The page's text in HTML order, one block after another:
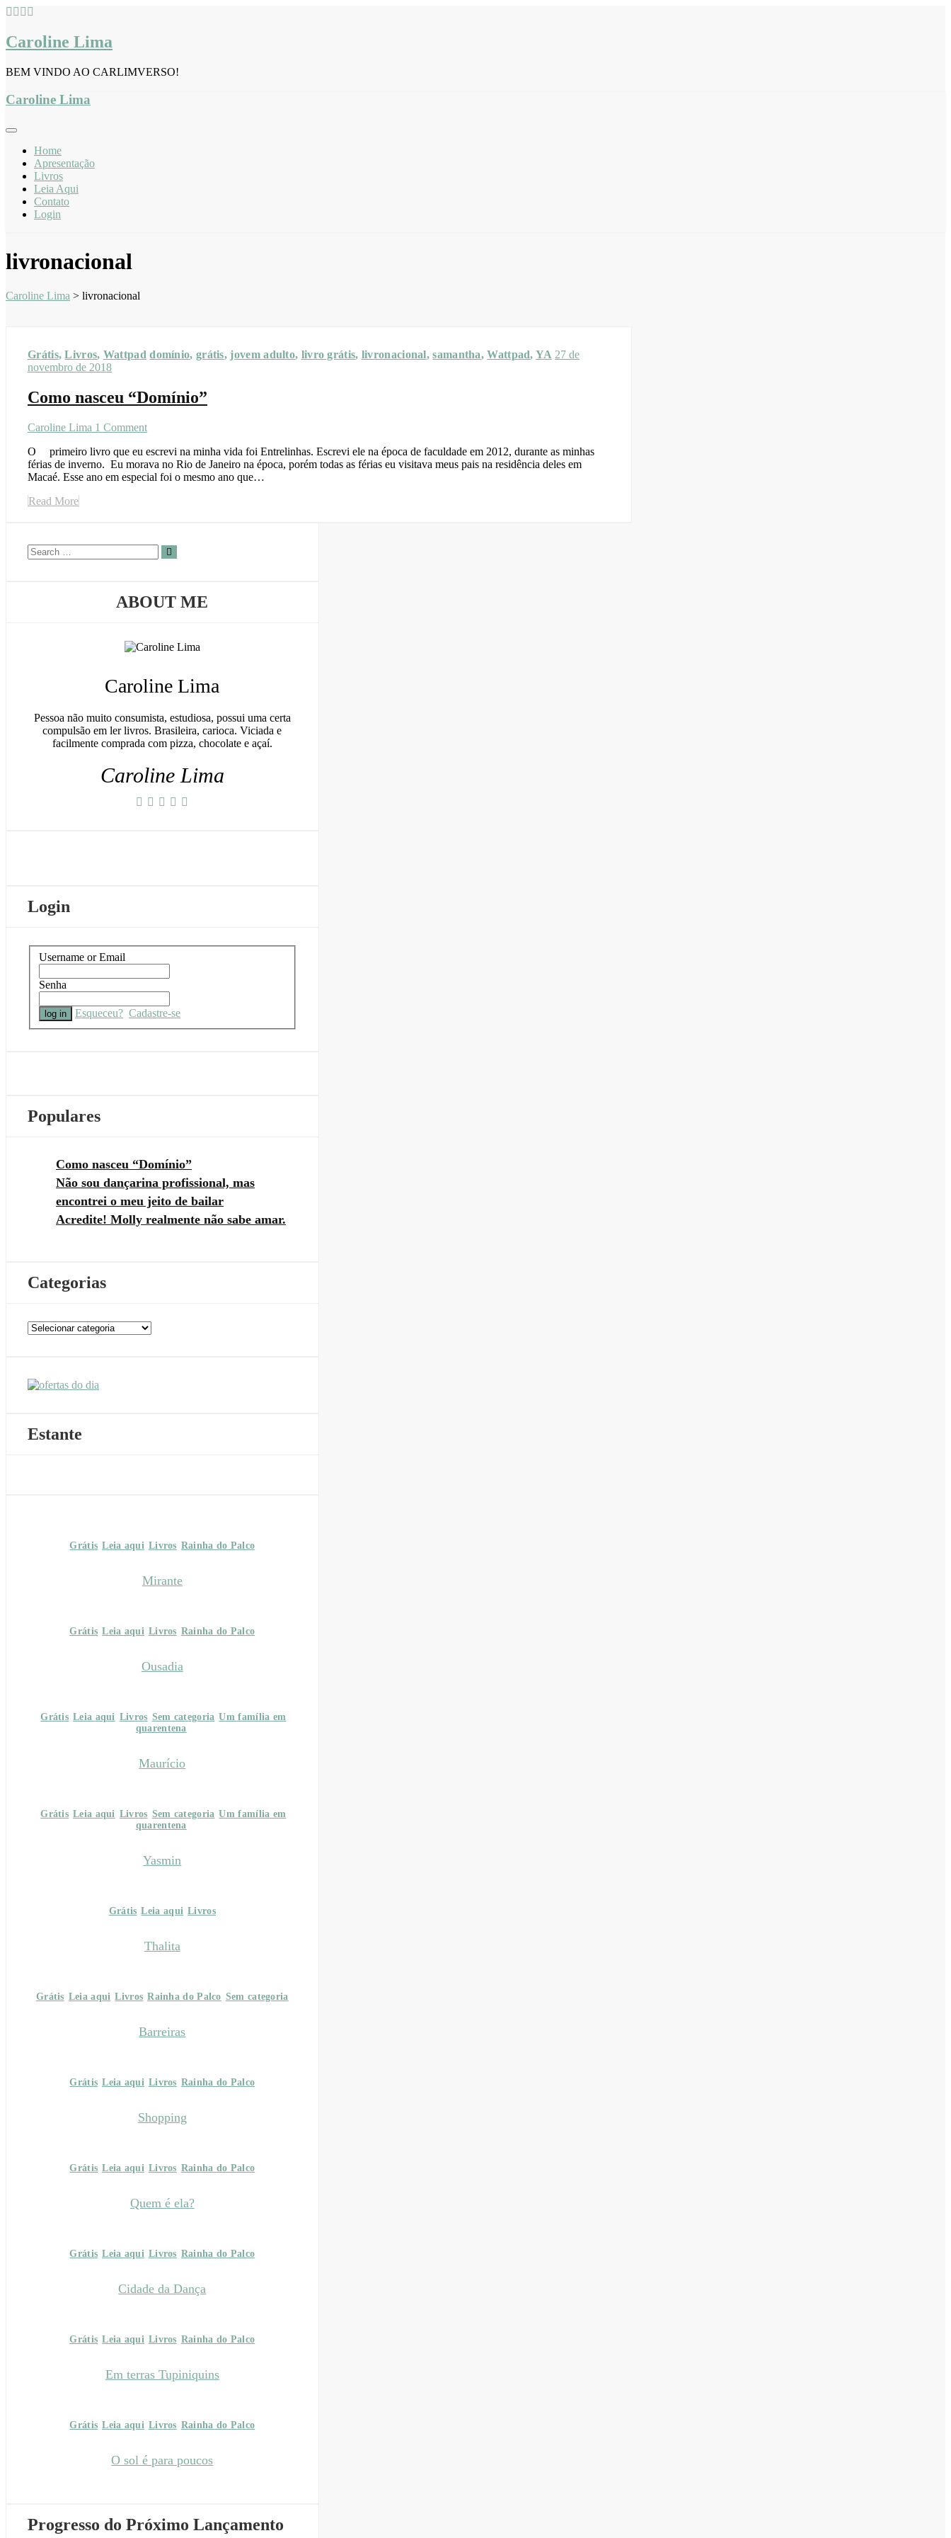
Skip
content
Caroline Lima
BEM VINDO AO CARLIMVERSO!
Caroline Lima
Home
Apresentação
Livros
Leia Aqui
Contato
Login
livronacional
Caroline Lima > livronacional
Grátis,Livros, Wattpad domínio, grátis, jovem adulto, livro grátis, livronacional,samantha,Wattpad,YA 27 de
novembro de 2018
Como nasceu “Domínio”
Caroline Lima 1 Comment
O primeiro livro que eu escrevi na minha vida foi Entrelinhas. Escrevi ele na época de faculdade em 2012, durante as minhas
férias de inverno. Eu morava no Rio de Janeiro na época, porém todas as férias eu visitava meus pais na residência deles em
Macaé. Esse ano em especial foi o mesmo ano que…
Read More
ABOUT ME
Caroline Lima
Pessoa não muito consumista, estudiosa, possui uma certa
compulsão em ler livros. Brasileira, carioca. Viciada e
facilmente comprada com pizza, chocolate e açaí.
Caroline Lima
Login
Username or Email
Senha
Esqueceu? Cadastre-se
Populares
Como nasceu “Domínio”
Não sou dançarina profissional, mas
encontrei o meu jeito de bailar
Acredite! Molly realmente não sabe amar.
Categorias
Categorias
Estante
Grátis Leia aqui Livros Rainha do Palco
Mirante
Grátis Leia aqui Livros Rainha do Palco
Ousadia
Grátis Leia aqui Livros Sem categoria Um família em
quarentena
Maurício
Grátis Leia aqui Livros Sem categoria Um família em
quarentena
Yasmin
Grátis Leia aqui Livros
Thalita
Grátis Leia aqui Livros Rainha do Palco Sem categoria
Barreiras
Grátis Leia aqui Livros Rainha do Palco
Shopping
Grátis Leia aqui Livros Rainha do Palco
Quem é ela?
Grátis Leia aqui Livros Rainha do Palco
Cidade da Dança
Grátis Leia aqui Livros Rainha do Palco
Em terras Tupiniquins
Grátis Leia aqui Livros Rainha do Palco
O sol é para poucos
Progresso do Próximo Lançamento